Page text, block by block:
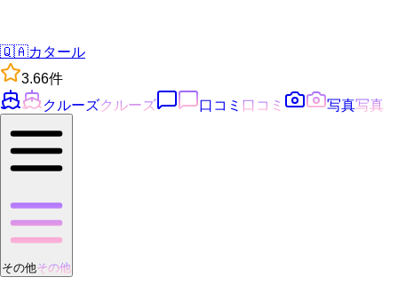
🇶🇦カタール
3.66件
クルーズクルーズ 口コミ 口コミ 写真写真
その他その他